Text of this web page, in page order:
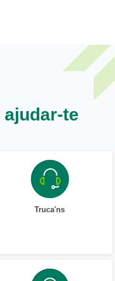
te
Truca'ns